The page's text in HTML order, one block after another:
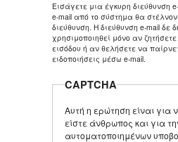
Εισάγετε μια έγκυρη διεύθυνση
e-mail από το σύστημα θα
διεύθυνση. Η διεύθυνση e-mail δε
χρησιμοποιηθεί μόνο αν
εισόδου ή αν θελήσετε να
ειδοποιήσεις μέσω e-mail.
CAPTCHA
Αυτή η ερώτηση είναι για
είστε άνθρωπος και για
αυτοματοποιημένων